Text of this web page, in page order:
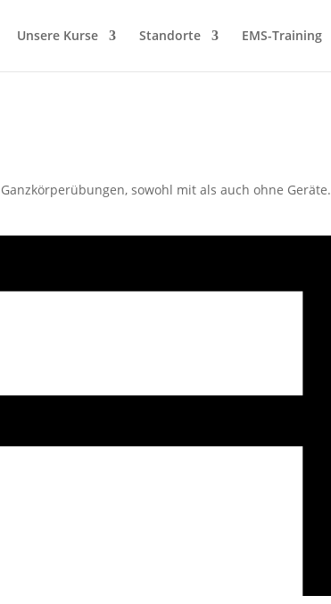
Unsere Kurse Standorte EMS-Training
sowohl mit als auch ohne Geräte.